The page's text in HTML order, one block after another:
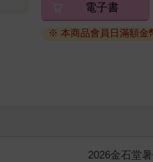
電子書
※ 本商品會員日滿額金